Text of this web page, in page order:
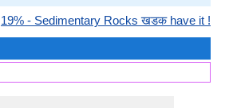
19% - Sedimentary Rocks खडक have it !